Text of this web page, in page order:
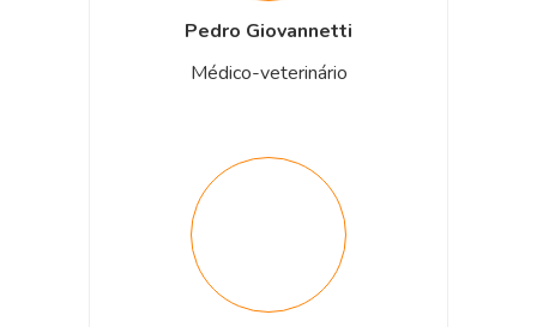
Pedro Giovannetti
Médico-veterinário